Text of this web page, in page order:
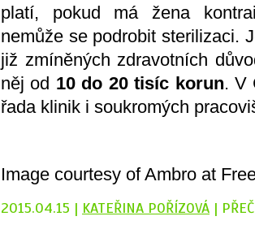
platí, pokud má žena
nemůže se podrobit sterilizaci.
již zmíněných zdravotních
něj od 10 do 20 tisíc korun. V
řada klinik i soukromých
Image courtesy of Ambro at
2015.04.15 | KATEŘINA POŘÍZOVÁ |